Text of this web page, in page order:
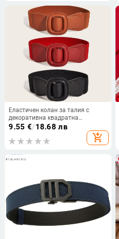
Еластичен колан за талия с
декоративна квадратна
катарама, метална конструкция,
катарама от сплав, закопчаване
с копче, Лято 2025
9.55 €/18.68 лв
add_shopping_cart